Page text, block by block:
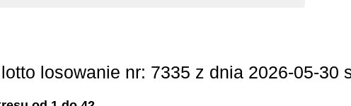
losowanie nr: 7335 z dnia 2026-05-30